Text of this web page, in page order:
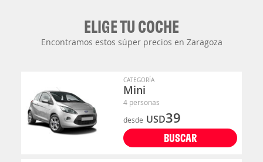
ELIGE TU COCHE
Encontramos estos súper precios en Zaragoza
CATEGORÍA
Mini
4 personas
desde USD39
BUSCAR